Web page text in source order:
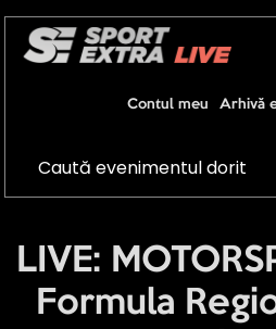
Arhivă
Contul meu
LIVE:
Formula